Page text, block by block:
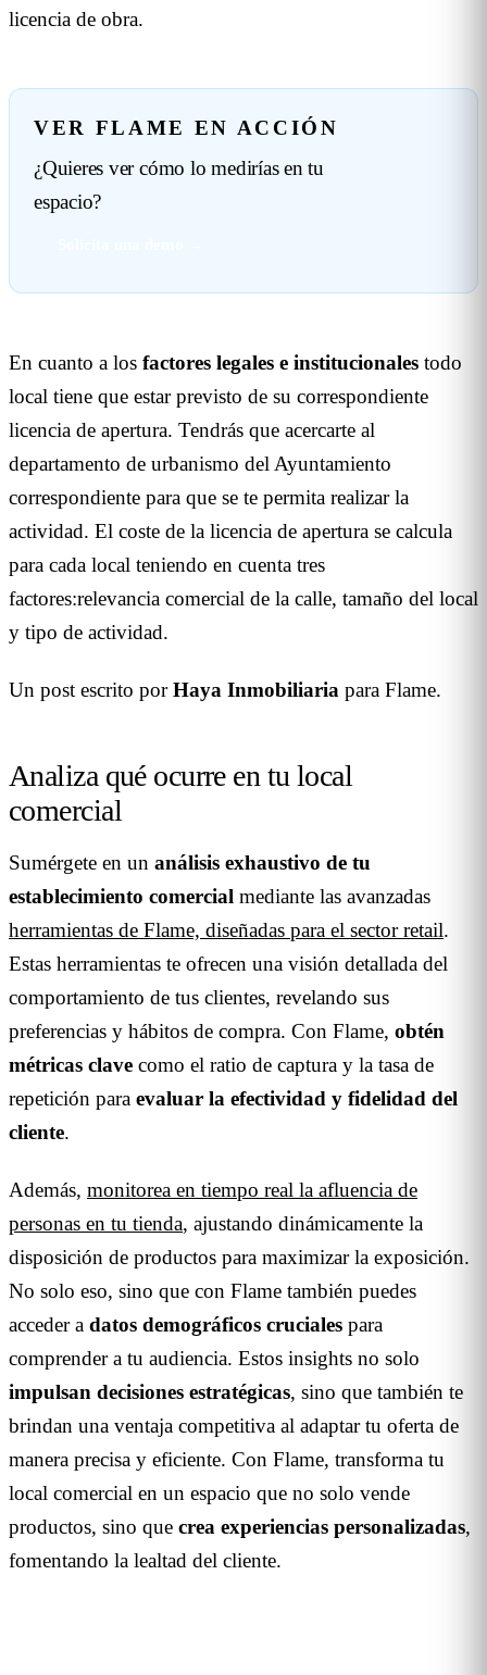
licencia de obra.
VER FLAME EN ACCIÓN
¿Quieres ver cómo lo medirías en tu
espacio?
En cuanto a los factores legales e institucionales todo
local tiene que estar previsto de su correspondiente
licencia de apertura. Tendrás que acercarte al
departamento de urbanismo del Ayuntamiento
correspondiente para que se te permita realizar la
actividad. El coste de la licencia de apertura se calcula
para cada local teniendo en cuenta tres
factores:relevancia comercial de la calle, tamaño del local
y tipo de actividad.
Un post escrito porHaya Inmobiliaria para Flame.
Analiza qué ocurre en tu local
comercial
Sumérgete en un análisis exhaustivo de tu
establecimiento comercial mediante las avanzadas
herramientas de Flame, diseñadas para el sector retail.
Estas herramientas te ofrecen una visión detallada del
comportamiento de tus clientes, revelando sus
preferencias y hábitos de compra. Con Flame, obtén
métricas clave como el ratio de captura y la tasa de
repetición para evaluar la efectividad y fidelidad del
cliente.
Además, monitorea en tiempo real la afluencia de
personas en tu tienda, ajustando dinámicamente la
disposición de productos para maximizar la exposición.
No solo eso, sino que con Flame también puedes
acceder a datos demográficos cruciales para
comprender a tu audiencia. Estos insights no solo
impulsan decisiones estratégicas, sino que también te
brindan una ventaja competitiva al adaptar tu oferta de
manera precisa y eficiente. Con Flame, transforma tu
local comercial en un espacio que no solo vende
productos, sino que crea experiencias personalizadas,
fomentando la lealtad del cliente.